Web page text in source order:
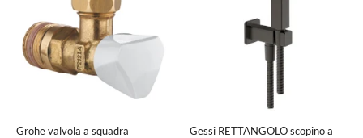
Grohe valvola a squadra
Gessi RETTANGOLO scopino a